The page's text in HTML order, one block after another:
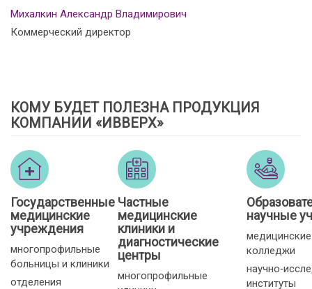
Михалкин Александр Владимирович
Коммерческий директор
КОМУ БУДЕТ ПОЛЕЗНА ПРОДУКЦИЯ
КОМПАНИИ «ИВВЕРХ»
Государственные
медицинские
учреждения
многопрофильные
больницы и клиники
отделения
Частные
медицинские
клиники и
диагностические
центры
многопрофильные
научные
колледжи
институты